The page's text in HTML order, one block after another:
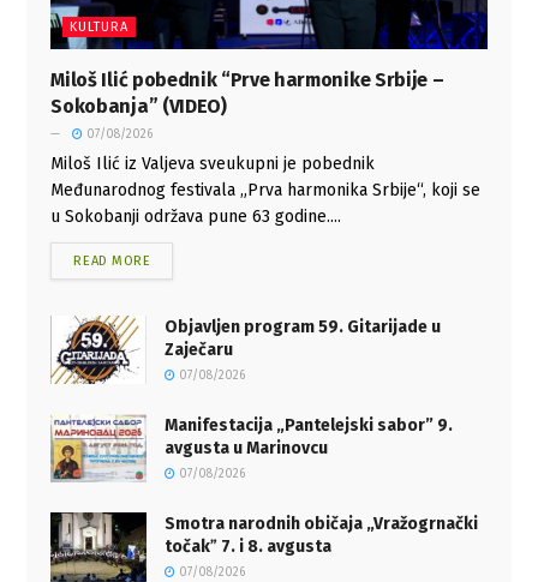
KULTURA
Miloš Ilić pobednik “Prve harmonike Srbije –
Sokobanja” (VIDEO)
07/08/2026
Miloš Ilić iz Valjeva sveukupni je pobednik
Međunarodnog festivala „Prva harmonika Srbije“, koji se
u Sokobanji održava pune 63 godine....
READ MORE
Objavljen program 59. Gitarijade u
Zaječaru
07/08/2026
Manifestacija „Pantelejski sabor” 9.
avgusta u Marinovcu
07/08/2026
Smotra narodnih običaja „Vražogrnački
točakˮ 7. i 8. avgusta
07/08/2026